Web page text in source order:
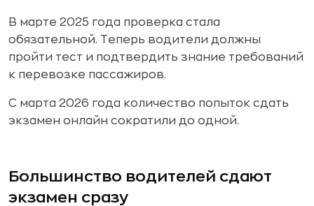
В марте 2025 года проверка стала
обязательной. Теперь водители должны
пройти тест и подтвердить знание требований
к перевозке пассажиров.
С марта 2026 года количество попыток сдать
экзамен онлайн сократили до одной.
Большинство водителей сдают
экзамен сразу